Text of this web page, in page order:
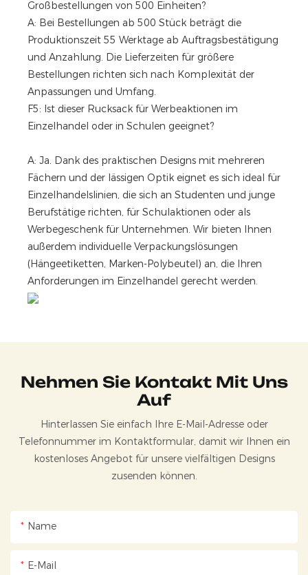
Großbestellungen von 500 Einheiten?
A: Bei Bestellungen ab 500 Stück beträgt die
Produktionszeit 55 Werktage ab Auftragsbestätigung
und Anzahlung. Die Lieferzeiten für größere
Bestellungen richten sich nach Komplexität der
Anpassungen und Umfang.
F5: Ist dieser Rucksack für Werbeaktionen im
Einzelhandel oder in Schulen geeignet?
A: Ja. Dank des praktischen Designs mit mehreren
Fächern und der lässigen Optik eignet es sich ideal für
Einzelhandelslinien, die sich an Studenten und junge
Berufstätige richten, für Schulaktionen oder als
Werbegeschenk für Unternehmen. Wir bieten Ihnen
außerdem individuelle Verpackungslösungen
(Hängeetiketten, Marken-Polybeutel) an, die Ihren
Anforderungen im Einzelhandel gerecht werden.
Nehmen Sie Kontakt Mit Uns
Auf
Hinterlassen Sie einfach Ihre E-Mail-Adresse oder
Telefonnummer im Kontaktformular, damit wir Ihnen ein
kostenloses Angebot für unsere vielfältigen Designs
zusenden können.
Name
E-Mail